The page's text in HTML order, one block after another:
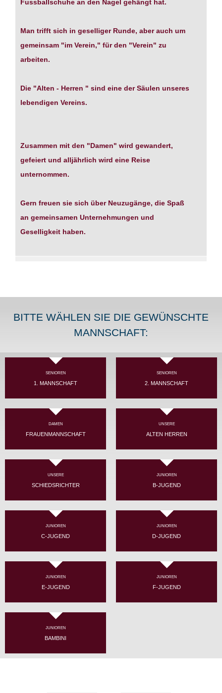
Fussballschuhe an den Nagel gehängt hat.
Man trifft sich in geselliger Runde, aber auch um
gemeinsam "im Verein," für den "Verein" zu
arbeiten.
Die "Alten - Herren " sind eine der Säulen unseres
lebendigen Vereins.
Zusammen mit den "Damen" wird gewandert,
gefeiert und alljährlich wird eine Reise
unternommen.
Gern freuen sie sich über Neuzugänge, die Spaß
an gemeinsamen Unternehmungen und
Geselligkeit haben.
BITTE WÄHLEN SIE DIE GEWÜNSCHTE
MANNSCHAFT:
SENIOREN
1. MANNSCHAFT
SENIOREN
2. MANNSCHAFT
DAMEN
FRAUENMANNSCHAFT
UNSERE
ALTEN HERREN
UNSERE
SCHIEDSRICHTER
JUNIOREN
B-JUGEND
JUNIOREN
C-JUGEND
JUNIOREN
D-JUGEND
JUNIOREN
E-JUGEND
JUNIOREN
F-JUGEND
JUNIOREN
BAMBINI